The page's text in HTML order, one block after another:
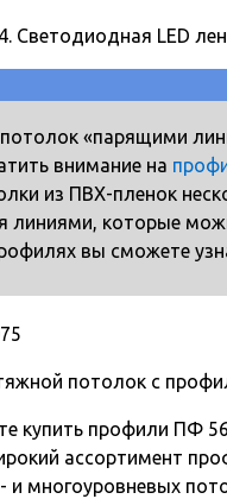
Светодиодная LED
«парящими
внимание на
из ПВХ-пленок
линиями, которые
вы сможете
потолок с
купить профили ПФ
ассортимент
многоуровневых